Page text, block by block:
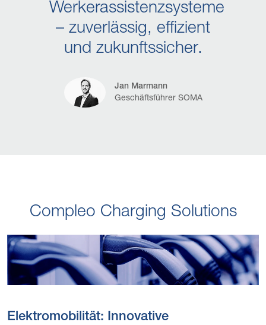
Werkerassistenzsysteme
– zuverlässig, effizient
und zukunftssicher.
Jan Marmann
Geschäftsführer SOMA
Compleo Charging Solutions
Elektromobilität: Innovative